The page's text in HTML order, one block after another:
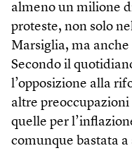
almeno un milione
proteste, non solo
Marsiglia, ma
Secondo il
l’opposizione alla
altre
quelle per
comunque bastata